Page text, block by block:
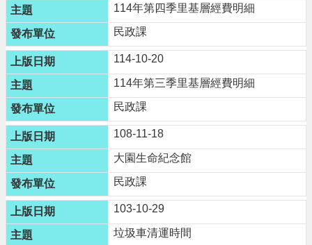
進
階
搜
尋
大
園
區
介
紹
訊
息
114年第四季里基層經費明細
民政課
114-10-20
114年第三季里基層經費明細
民政課
108-11-18
大園生命紀念館
民政課
103-10-29
垃圾車清運時間